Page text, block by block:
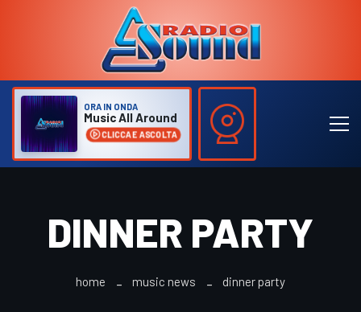
ORA IN ONDA
Music All Around
CLICCA E ASCOLTA
DINNER PARTY
home music news dinner party